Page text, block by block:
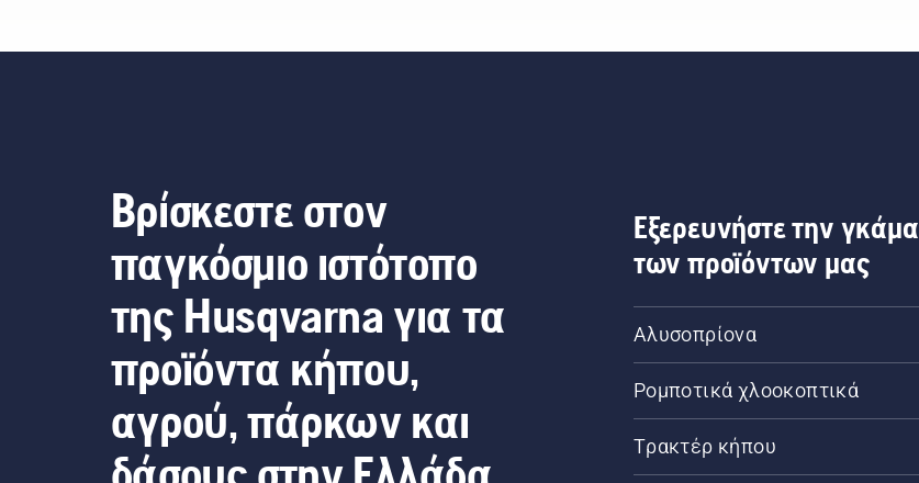
Βρίσκεστε στον
παγκόσμιο ιστότοπο
της Husqvarna για τα
προϊόντα κήπου,
αγρού, πάρκων και
Εξερευνήστε την γκάμα
των προϊόντων μας
Αλυσοπρίονα
Ρομποτικά χλοοκοπτικά
Τρακτέρ κήπου